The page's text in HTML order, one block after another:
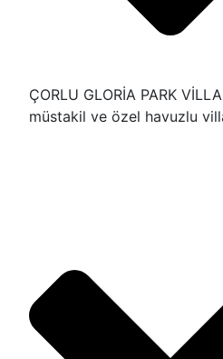
ÇORLU GLORİA PARK
müstakil ve özel havuzlu